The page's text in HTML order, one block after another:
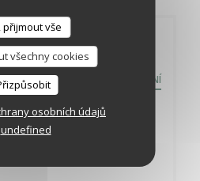
přijmout vše
všechny cookies
osobních údajů
undefined
informace
3 allée Rosamée
v novém okně))
NASMĚROVÁNÍ